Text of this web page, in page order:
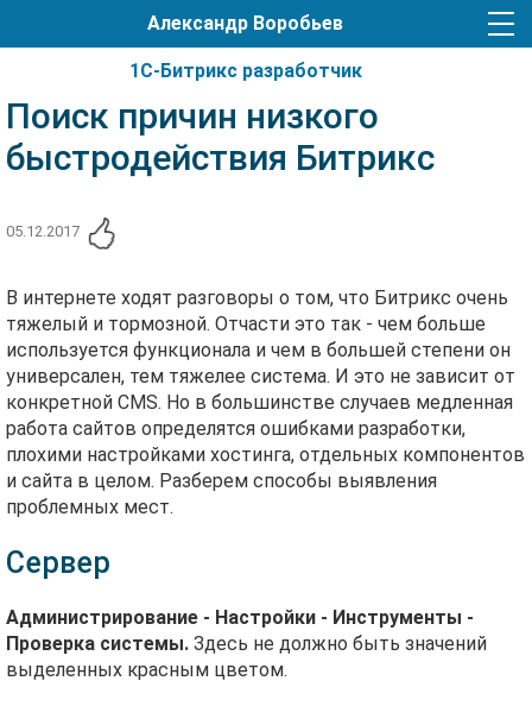
Александр Воробьев
1С-Битрикс разработчик
Поиск причин низкого
быстродействия Битрикс
05.12.2017
В интернете ходят разговоры о том, что Битрикс очень
тяжелый и тормозной. Отчасти это так - чем больше
используется функционала и чем в большей степени он
универсален, тем тяжелее система. И это не зависит от
конкретной CMS. Но в большинстве случаев медленная
работа сайтов определятся ошибками разработки,
плохими настройками хостинга, отдельных компонентов
и сайта в целом. Разберем способы выявления
проблемных мест.
Сервер
Администрирование - Настройки - Инструменты -
Проверка системы. Здесь не должно быть значений
выделенных красным цветом.